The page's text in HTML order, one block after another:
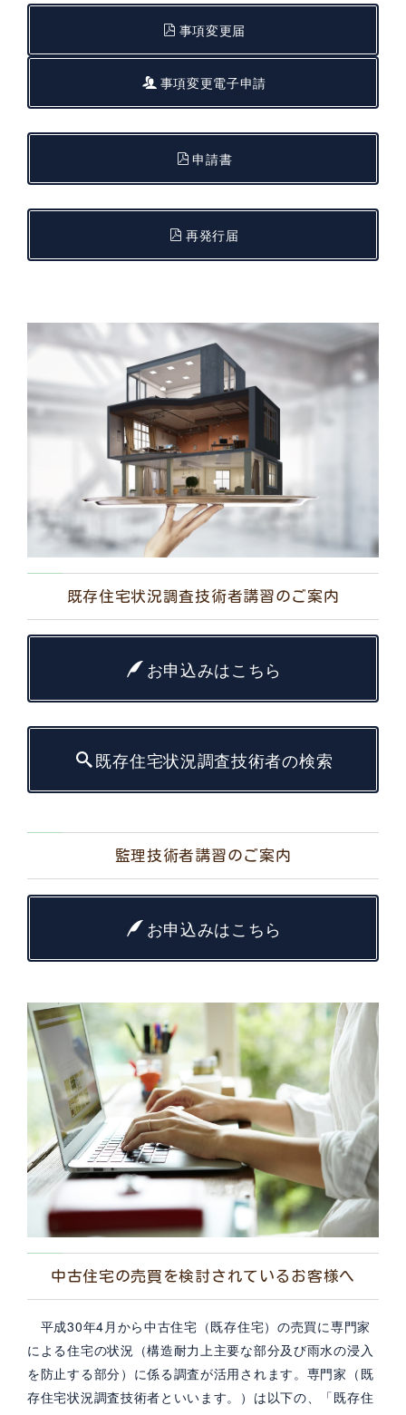
事項変更届
事項変更電子申請
申請書
再発行届
既存住宅状況調査技術者講習のご案内
お申込みはこちら
既存住宅状況調査技術者の検索
監理技術者講習のご案内
お申込みはこちら
中古住宅の売買を検討されているお客様へ
平成30年4月から中古住宅（既存住宅）の売買に専門家
による住宅の状況（構造耐力上主要な部分及び雨水の浸入
を防止する部分）に係る調査が活用されます。専門家（既
存住宅状況調査技術者といいます。）は以下の、「既存住